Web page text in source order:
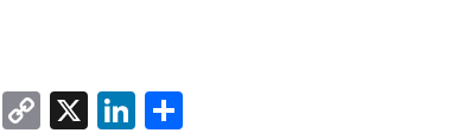
Pinterest
Copy
X LinkedIn